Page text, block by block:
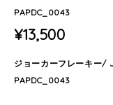
PAPDC_0043
¥13,500
ジョーカーフレーキー/
PAPDC_0043